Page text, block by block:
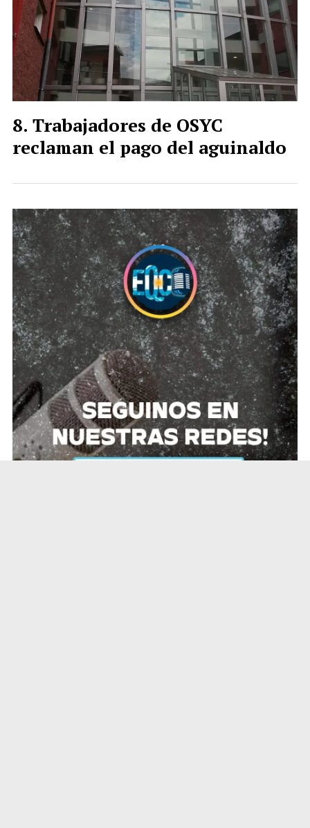
Trabajadores de OSYC
reclaman el pago del aguinaldo